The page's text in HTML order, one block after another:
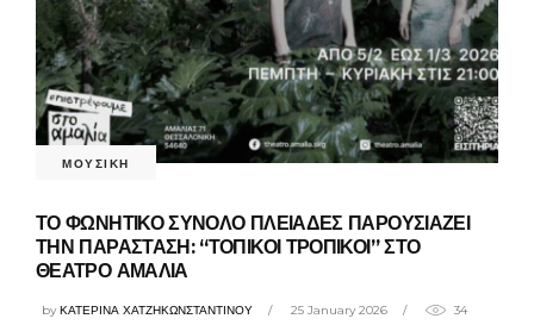
ΜΟΥΣΙΚΗ
ΤΟ ΦΩΝΗΤΙΚΟ ΣΥΝΟΛΟ ΠΛΕΙΑΔΕΣ ΠΑΡΟΥΣΙΑΖΕΙ
ΤΗΝ ΠΑΡΑΣΤΑΣΗ: “ΤΟΠΙΚΟΙ ΤΡΟΠΙΚΟΙ” ΣΤΟ
ΘΕΑΤΡΟ ΑΜΑΛΙΑ
byΚΑΤΕΡΙΝΑ ΧΑΤΖΗΚΩΝΣΤΑΝΤΙΝΟΥ 25 January 2026 34